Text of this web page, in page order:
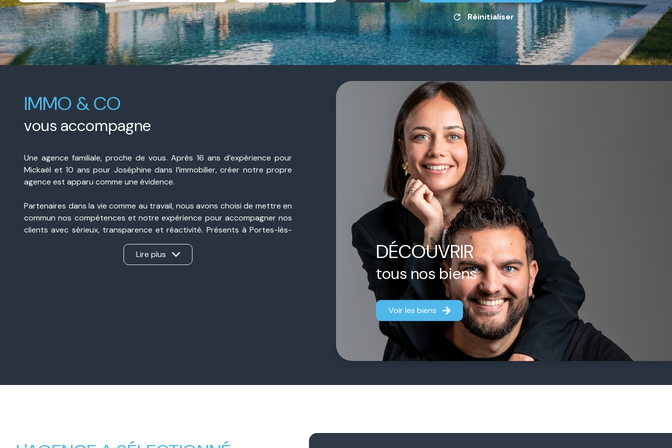
mail
contact
De l'immo pro
Réinitialiser
DÉCOUVRIR
tous nos biens
Voir les biens
IMMO & CO
vous accompagne
Une agence familiale, proche de vous. Après 16 ans d’expérience pour
Mickaël et 10 ans pour Joséphine dans l’immobilier, créer notre propre
agence est apparu comme une évidence.
Partenaires dans la vie comme au travail, nous avons choisi de mettre en
commun nos compétences et notre expérience pour accompagner nos
clients avec sérieux, transparence et réactivité. Présents à Portes-lès-
Valence et à Valence, nous sommes une agence immobilière de proximité,
ancrée dans notre secteur et à l’écoute de chaque projet, qu’il s’agisse
d’une vente, d’un achat, d’un investissement ou d’une estimation.
Lire plus